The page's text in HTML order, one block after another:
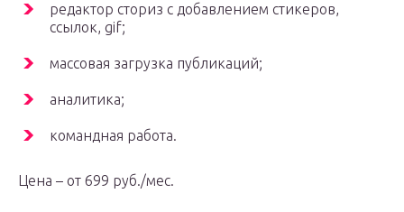
редактор сториз с добавлением стикеров,
ссылок, gif;
массовая загрузка публикаций;
аналитика;
командная работа.
Цена – от 699 руб./мес.